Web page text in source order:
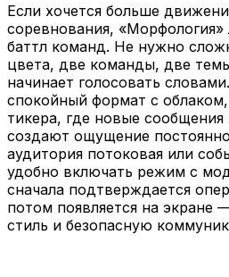
Если хочется больше
соревнования, «Морфология»
баттл команд. Не нужно
цвета, две команды, две
начинает голосовать
спокойный формат с
тикера, где новые
создают ощущение
аудитория потоковая или
удобно включать режим с
сначала подтверждается
потом появляется на экране
стиль и безопасную